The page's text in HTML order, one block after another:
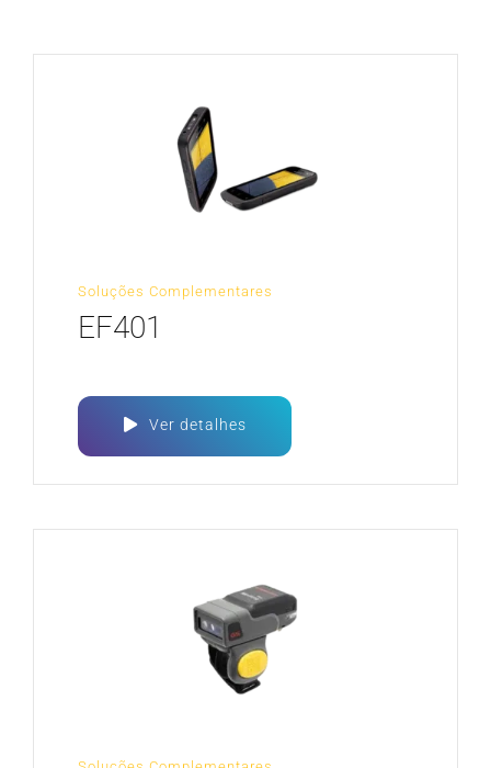
Soluções Complementares
EF401
Ver detalhes